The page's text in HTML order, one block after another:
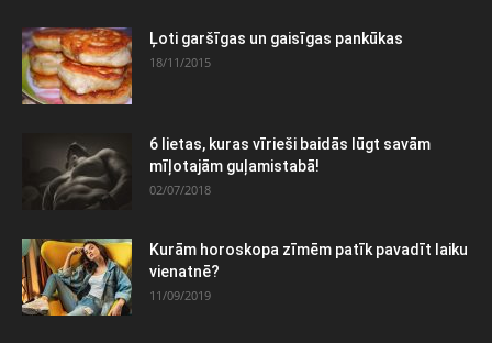
Ļoti garšīgas un gaisīgas pankūkas
18/11/2015
6 lietas, kuras vīrieši baidās lūgt savām
mīļotajām guļamistabā!
02/07/2018
Kurām horoskopa zīmēm patīk pavadīt laiku
vienatnē?
11/09/2019